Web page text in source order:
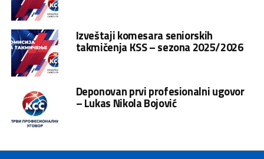
Izveštaji komesara seniorskih
takmičenja KSS – sezona 2025/2026
Deponovan prvi profesionalni ugovor
– Lukas Nikola Bojović